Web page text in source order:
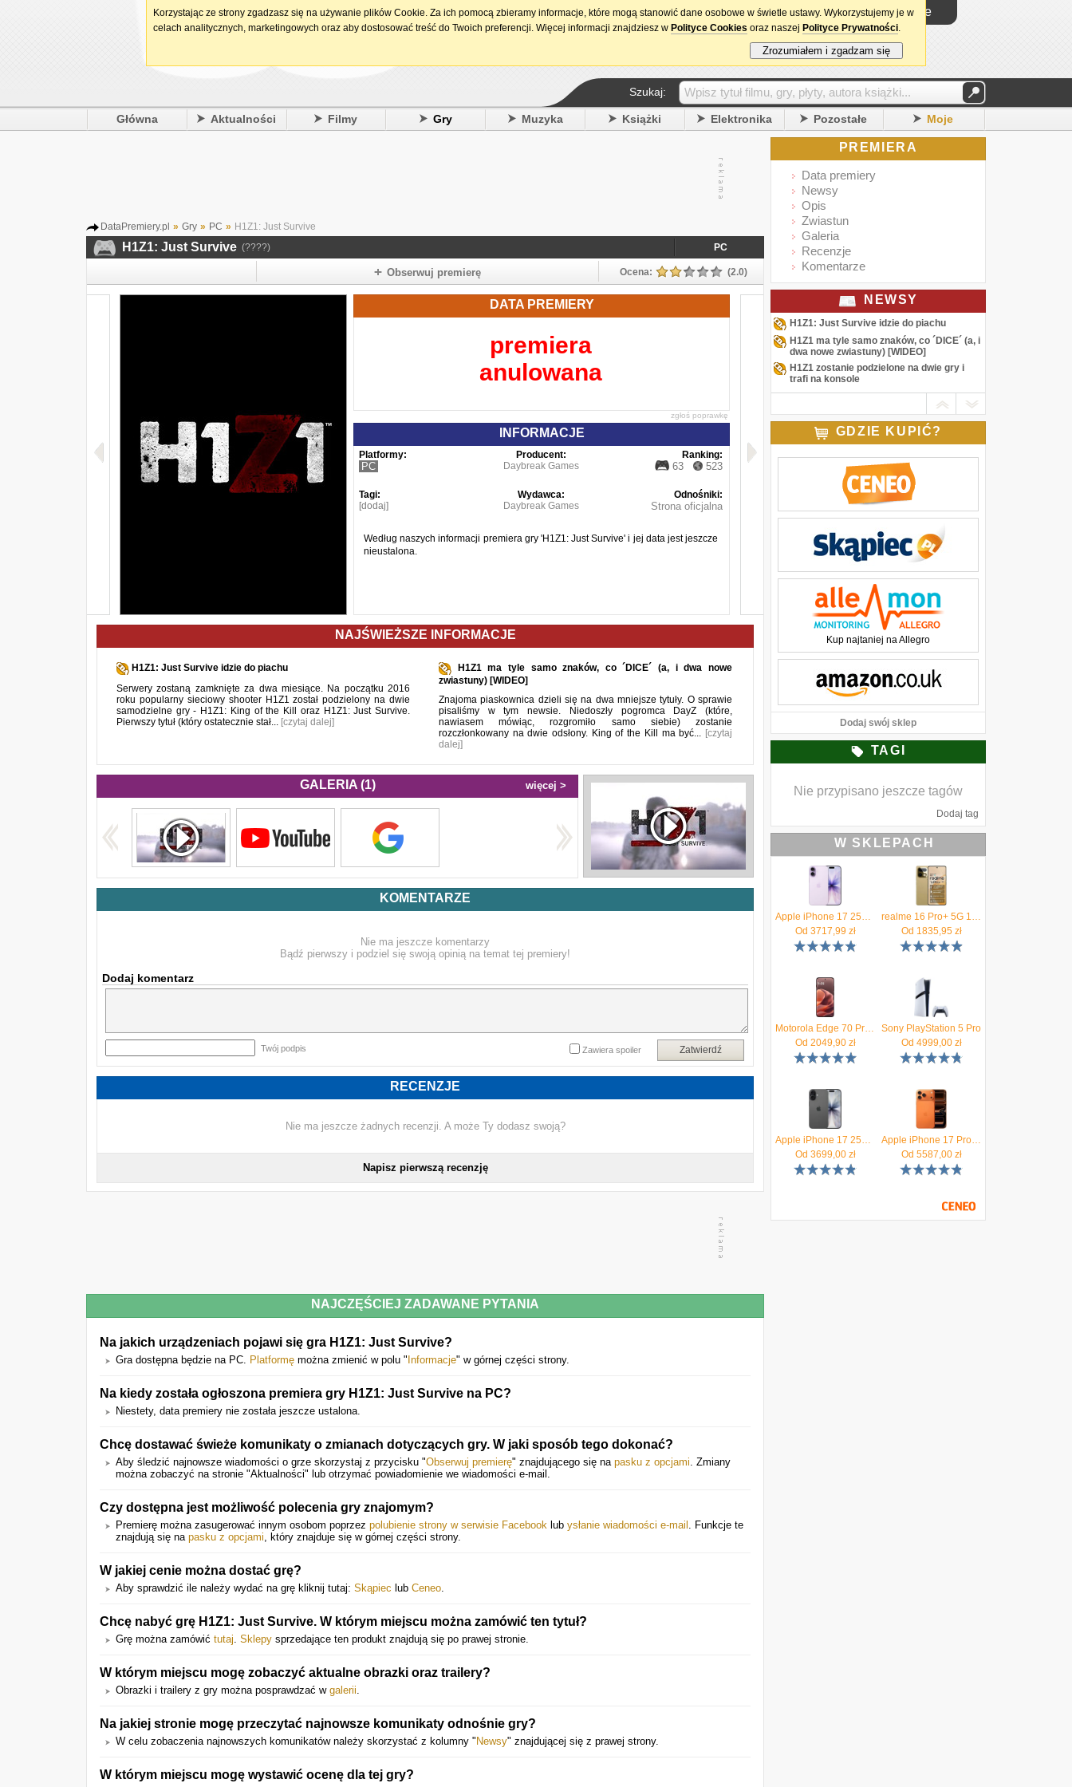
15. urodziny DataPremiery.pl Logowanie
Szukaj:
Główna Aktualności Filmy Gry Muzyka Książki Elektronika Pozostałe Moje
DataPremiery.pl » Gry » PC » H1Z1: Just Survive
H1Z1: Just Survive (????) PC
Obserwuj premierę Ocena: (2.0)
DATA PREMIERY
premiera
anulowana
zgłoś poprawkę
INFORMACJE
Platformy:
PC
Producent:
Daybreak Games
Ranking:
63 523
Tagi:
[dodaj]
Wydawca:
Daybreak Games
Odnośniki:
Strona oficjalna
Według naszych informacji premiera gry 'H1Z1: Just Survive' i jej data jest jeszcze
nieustalona.
NAJŚWIEŻSZE INFORMACJE
H1Z1: Just Survive idzie do piachu
Serwery zostaną zamknięte za dwa miesiące. Na początku 2016
roku popularny sieciowy shooter H1Z1 został podzielony na dwie
samodzielne gry - H1Z1: King of the Kill oraz H1Z1: Just Survive.
Pierwszy tytuł (który ostatecznie stał... [czytaj dalej]
H1Z1 ma tyle samo znaków, co ´DICE´ (a, i dwa nowe
zwiastuny) [WIDEO]
Znajoma piaskownica dzieli się na dwa mniejsze tytuły. O sprawie
pisaliśmy w tym newsie. Niedoszły pogromca DayZ (które,
nawiasem mówiąc, rozgromiło samo siebie) zostanie
rozczłonkowany na dwie odsłony. King of the Kill ma być... [czytaj
dalej]
GALERIA (1) więcej >
KOMENTARZE
Nie ma jeszcze komentarzy
Bądź pierwszy i podziel się swoją opinią na temat tej premiery!
Dodaj komentarz
Twój podpis Zatwierdź
Zawiera spoiler
RECENZJE
Nie ma jeszcze żadnych recenzji. A może Ty dodasz swoją?
Napisz pierwszą recenzję
NAJCZĘŚCIEJ ZADAWANE PYTANIA
Na jakich urządzeniach pojawi się gra H1Z1: Just Survive?
Gra dostępna będzie na PC. Platformę można zmienić w polu " Informacje" w górnej części strony.
Na kiedy została ogłoszona premiera gry H1Z1: Just Survive na PC?
Niestety, data premiery nie została jeszcze ustalona.
Chcę dostawać świeże komunikaty o zmianach dotyczących gry. W jaki sposób tego dokonać?
Aby śledzić najnowsze wiadomości o grze skorzystaj z przycisku "Obserwuj premierę" znajdującego się na pasku z opcjami. Zmiany
można zobaczyć na stronie "Aktualności" lub otrzymać powiadomienie we wiadomości e-mail.
Czy dostępna jest możliwość polecenia gry znajomym?
Premierę można zasugerować innym osobom poprzez polubienie strony w serwisie Facebook lub ysłanie wiadomości e-mail . Funkcje te
znajdują się na pasku z opcjami, który znajduje się w górnej części strony.
W jakiej cenie można dostać grę?
Aby sprawdzić ile należy wydać na grę kliknij tutaj: Skąpiec lub Ceneo.
Chcę nabyć grę H1Z1: Just Survive. W którym miejscu można zamówić ten tytuł?
Grę można zamówić tutaj. Sklepy sprzedające ten produkt znajdują się po prawej stronie.
W którym miejscu mogę zobaczyć aktualne obrazki oraz trailery?
Obrazki i trailery z gry można posprawdzać w galerii.
Na jakiej stronie mogę przeczytać najnowsze komunikaty odnośnie gry?
W celu zobaczenia najnowszych komunikatów należy skorzystać z kolumny " Newsy" znajdującej się z prawej strony.
W którym miejscu mogę wystawić ocenę dla tej gry?
PREMIERA
Data premiery
Newsy
Opis
Zwiastun
Galeria
Recenzje
Komentarze
NEWSY
H1Z1: Just Survive idzie do piachu
H1Z1 ma tyle samo znaków, co ´DICE´ (a, i
dwa nowe zwiastuny) [WIDEO]
H1Z1 zostanie podzielone na dwie gry i
trafi na konsole
GDZIE KUPIĆ?
Kup najtaniej na Allegro
Dodaj swój sklep
TAGI
Nie przypisano jeszcze tagów
Dodaj tag
W SKLEPACH
Apple iPhone 17 256GB Lawenda
Od 3717,99 zł
realme 16 Pro+ 5G 12/512GB Złoty
Od 1835,95zł
Motorola Edge 70 Pro 8/256GB Bordowy
Od 2049,90zł
Sony PlayStation 5 Pro
Od 4999,00zł
Apple iPhone 17 256GB Czarny
Od 3699,00zł
Apple iPhone 17 Pro Max 256GB Kosmiczny pomarańcz
Od 5587,00zł
Korzystając ze strony zgadzasz się na używanie plików Cookie. Za ich pomocą zbieramy informacje, które mogą stanowić dane osobowe w świetle ustawy. Wykorzystujemy je w
celach analitycznych, marketingowych oraz aby dostosować treść do Twoich preferencji. Więcej informacji znajdziesz w Polityce Cookies oraz naszej Polityce Prywatności.
Zrozumiałem i zgadzam się